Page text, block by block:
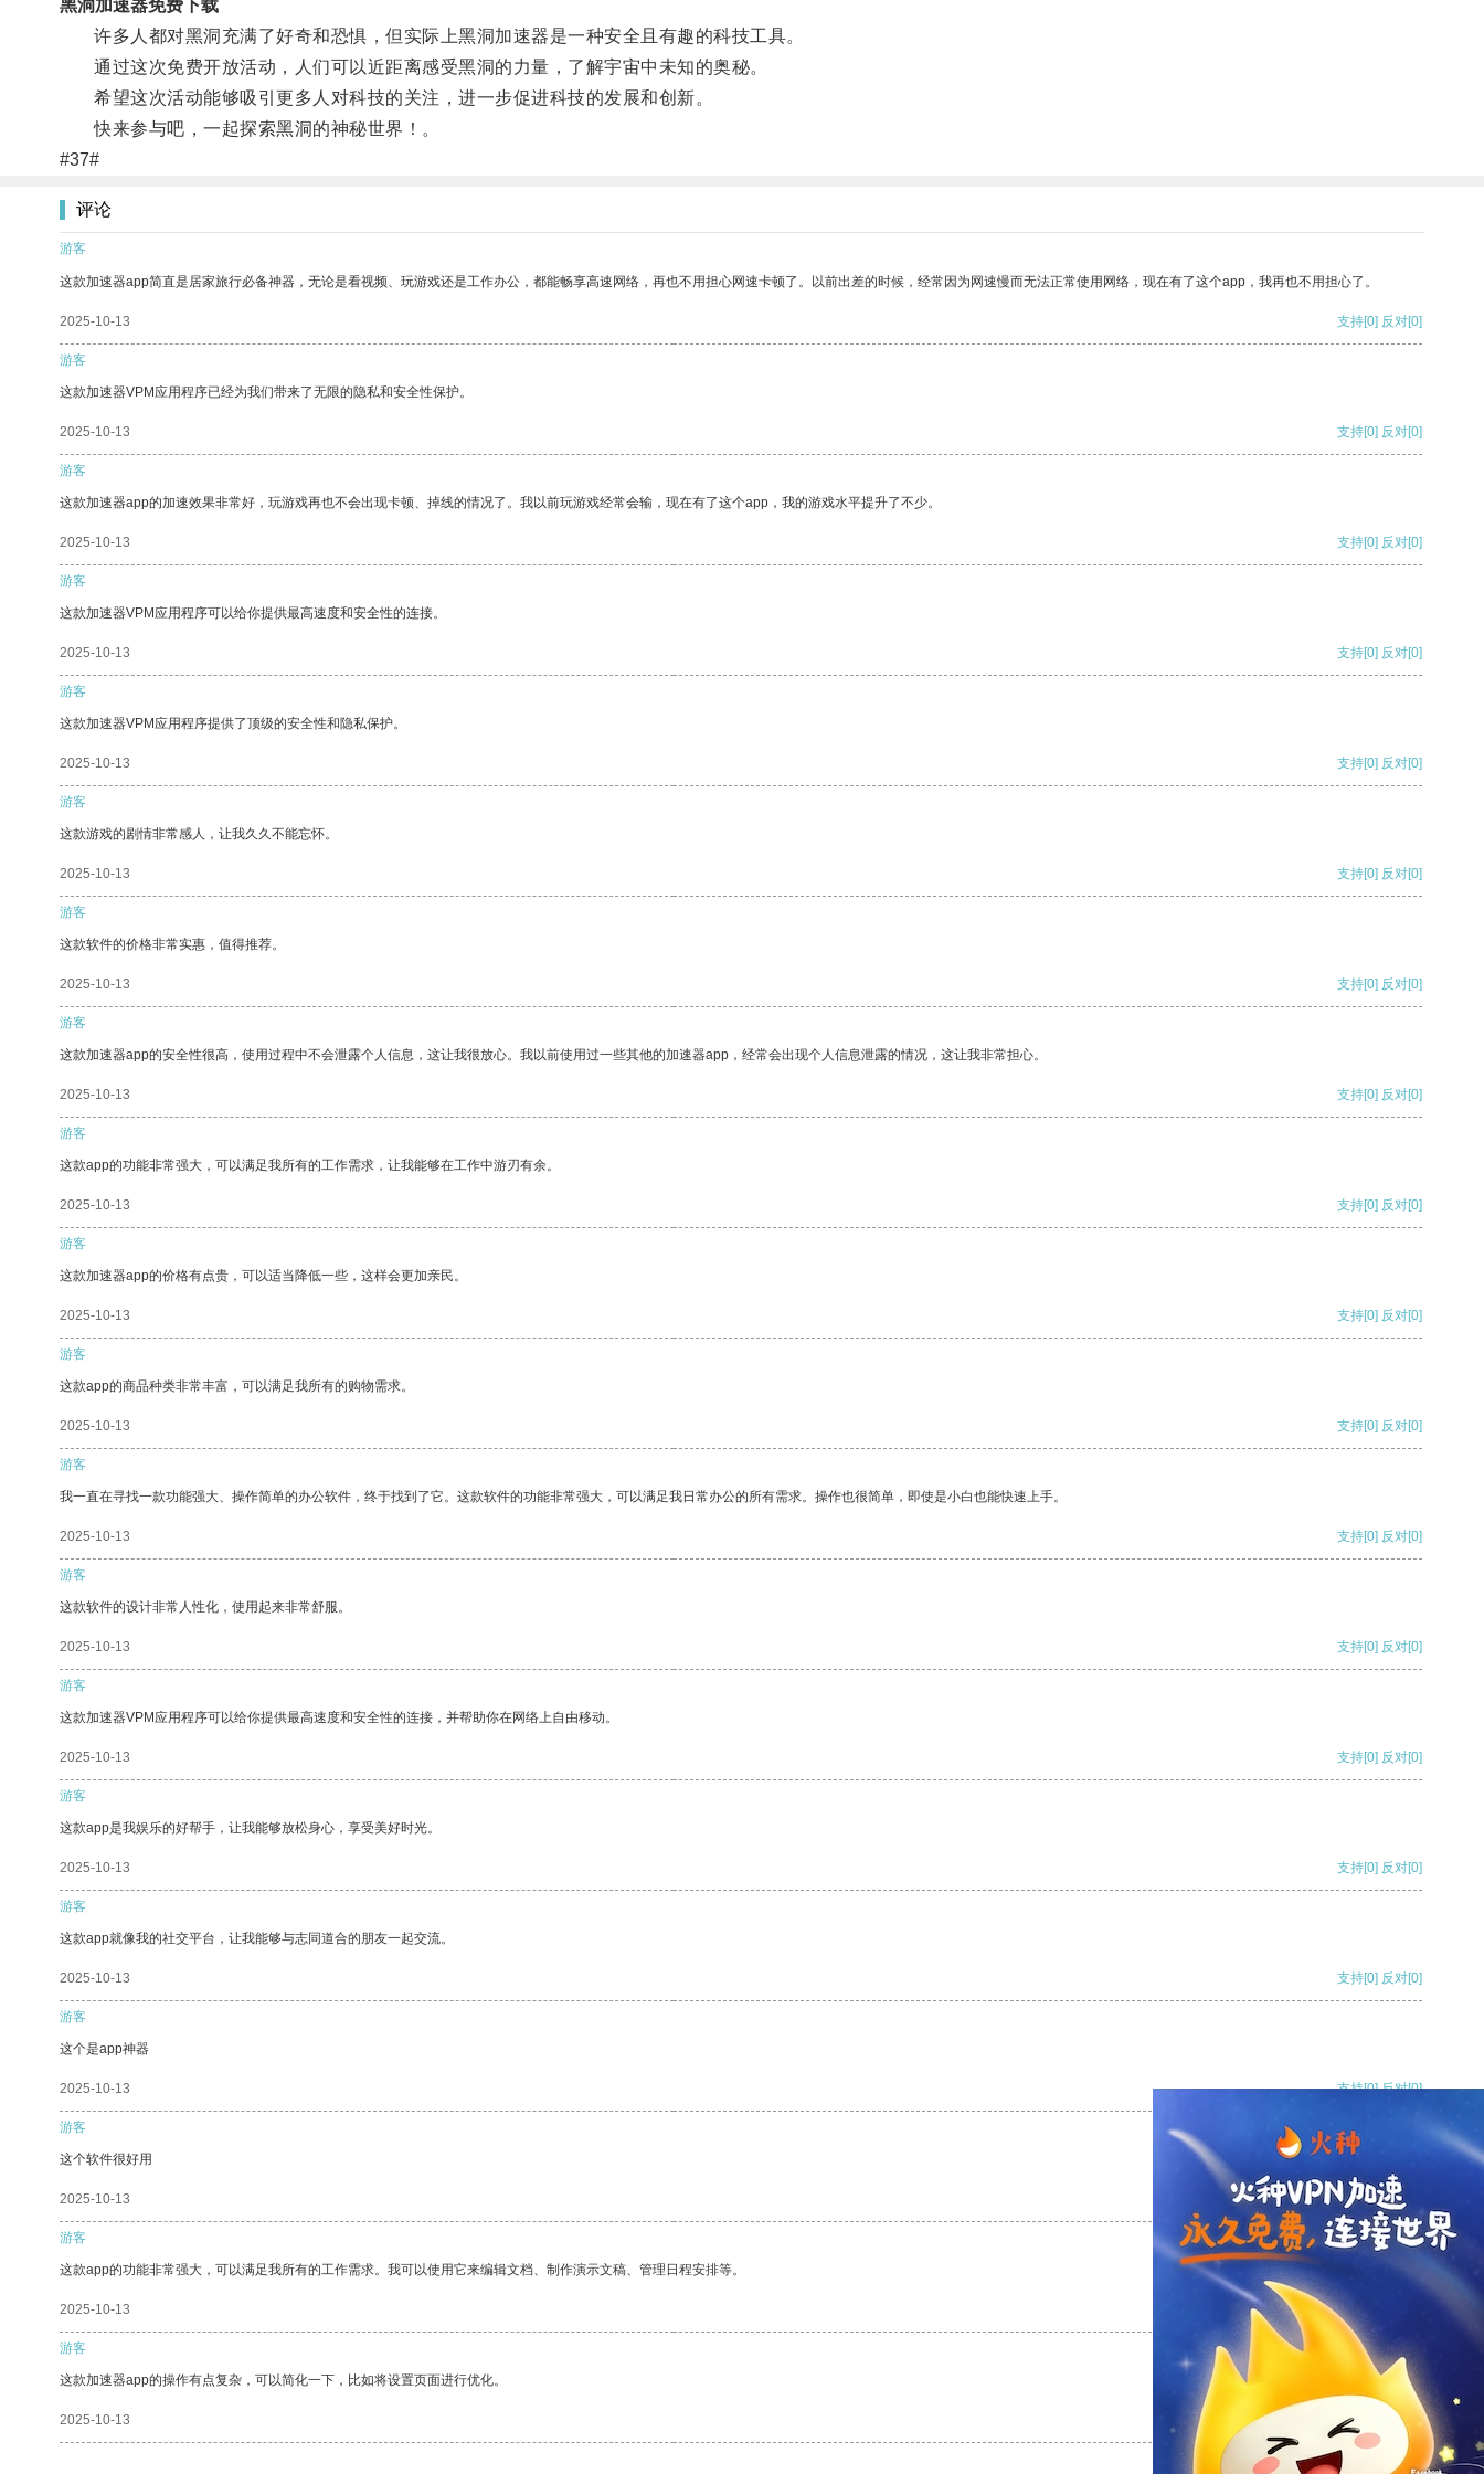
黑洞加速器免费下载
许多人都对黑洞充满了好奇和恐惧，但实际上黑洞加速器是一种安全且有趣的科技工具。
通过这次免费开放活动，人们可以近距离感受黑洞的力量，了解宇宙中未知的奥秘。
希望这次活动能够吸引更多人对科技的关注，进一步促进科技的发展和创新。
快来参与吧，一起探索黑洞的神秘世界！。
#37#
评论
游客
这款加速器app简直是居家旅行必备神器，无论是看视频、玩游戏还是工作办公，都能畅享高速网络，再也不用担心网速卡顿了。以前出差的时候，经常因为网速慢而无法正常使用网络，现在有了这个app，我再也不用担心了。
2025-10-13 支持[0] 反对[0]
游客
这款加速器VPM应用程序已经为我们带来了无限的隐私和安全性保护。
2025-10-13 支持[0] 反对[0]
游客
这款加速器app的加速效果非常好，玩游戏再也不会出现卡顿、掉线的情况了。我以前玩游戏经常会输，现在有了这个app，我的游戏水平提升了不少。
2025-10-13 支持[0] 反对[0]
游客
这款加速器VPM应用程序可以给你提供最高速度和安全性的连接。
2025-10-13 支持[0] 反对[0]
游客
这款加速器VPM应用程序提供了顶级的安全性和隐私保护。
2025-10-13 支持[0] 反对[0]
游客
这款游戏的剧情非常感人，让我久久不能忘怀。
2025-10-13 支持[0] 反对[0]
游客
这款软件的价格非常实惠，值得推荐。
2025-10-13 支持[0] 反对[0]
游客
这款加速器app的安全性很高，使用过程中不会泄露个人信息，这让我很放心。我以前使用过一些其他的加速器app，经常会出现个人信息泄露的情况，这让我非常担心。
2025-10-13 支持[0] 反对[0]
游客
这款app的功能非常强大，可以满足我所有的工作需求，让我能够在工作中游刃有余。
2025-10-13 支持[0] 反对[0]
游客
这款加速器app的价格有点贵，可以适当降低一些，这样会更加亲民。
2025-10-13 支持[0] 反对[0]
游客
这款app的商品种类非常丰富，可以满足我所有的购物需求。
2025-10-13 支持[0] 反对[0]
游客
我一直在寻找一款功能强大、操作简单的办公软件，终于找到了它。这款软件的功能非常强大，可以满足我日常办公的所有需求。操作也很简单，即使是小白也能快速上手。
2025-10-13 支持[0] 反对[0]
游客
这款软件的设计非常人性化，使用起来非常舒服。
2025-10-13 支持[0] 反对[0]
游客
这款加速器VPM应用程序可以给你提供最高速度和安全性的连接，并帮助你在网络上自由移动。
2025-10-13 支持[0] 反对[0]
游客
这款app是我娱乐的好帮手，让我能够放松身心，享受美好时光。
2025-10-13 支持[0] 反对[0]
游客
这款app就像我的社交平台，让我能够与志同道合的朋友一起交流。
2025-10-13 支持[0] 反对[0]
游客
这个是app神器
2025-10-13 支持[0] 反对[0]
游客
这个软件很好用
2025-10-13 支持[0] 反对
游客
这款app的功能非常强大，可以满足我所有的工作需求。我可以使用它来编辑文档、制作演示文稿、管理日程安排等。
2025-10-13 支持
游客
这款加速器app的操作有点复杂，可以简化一下，比如将设置页面进行优化。
2025-10-13 支持 反对 [0]